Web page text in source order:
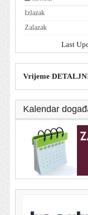
Izlazak
Zalazak
Last
Vrijeme
Kalendar